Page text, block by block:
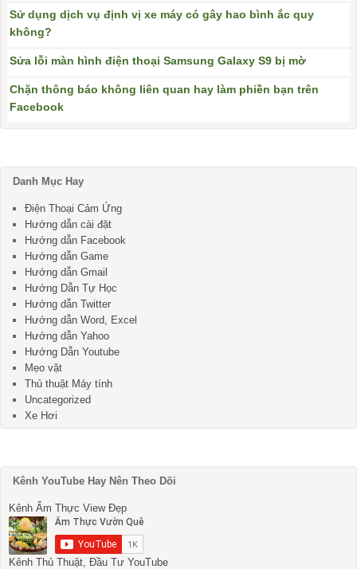
Sử dụng dịch vụ định vị xe máy có gây hao bình ắc quy
không?
Sửa lỗi màn hình điện thoại Samsung Galaxy S9 bị mờ
Chặn thông báo không liên quan hay làm phiền bạn trên
Facebook
Danh Mục Hay
Điện Thoại Cảm Ứng
Hướng dẫn cài đặt
Hướng dẫn Facebook
Hướng dẫn Game
Hướng dẫn Gmail
Hướng Dẫn Tự Học
Hướng dẫn Twitter
Hướng dẫn Word, Excel
Hướng dẫn Yahoo
Hướng Dẫn Youtube
Mẹo vặt
Thủ thuật Máy tính
Uncategorized
Xe Hơi
Kênh YouTube Hay Nên Theo Dõi
Kênh Ẩm Thực View Đẹp
Kênh Thủ Thuật, Đầu Tư YouTube